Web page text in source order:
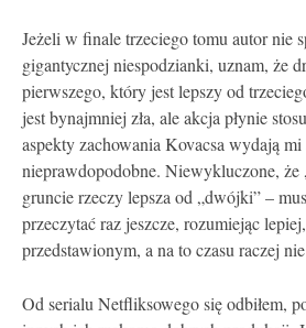
Jeżeli w finale trzeciego tomu autor nie
gigantycznej niespodzianki, uznam, że
pierwszego, który jest lepszy od
jest bynajmniej zła, ale akcja płynie
aspekty zachowania Kovacsa wydają
nieprawdopodobne. Niewykluczone, że
gruncie rzeczy lepsza od „dwójki” –
przeczytać raz jeszcze, rozumiejąc
przedstawionym, a na to czasu raczej
Od serialu Netfliksowego się odbiłem,